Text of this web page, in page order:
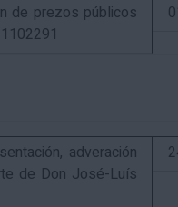
de prezos públicos
adveración
de Don José-Luís